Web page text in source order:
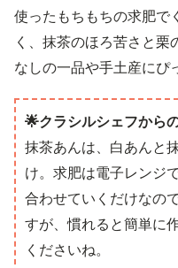
使ったもちもちの求肥で
く、抹茶のほろ苦さと栗
なしの一品や手土産にぴ
🌟クラシルシェフから
抹茶あんは、白あんと
け。求肥は電子レンジ
合わせていくだけなの
すが、慣れると簡単に
くださいね。